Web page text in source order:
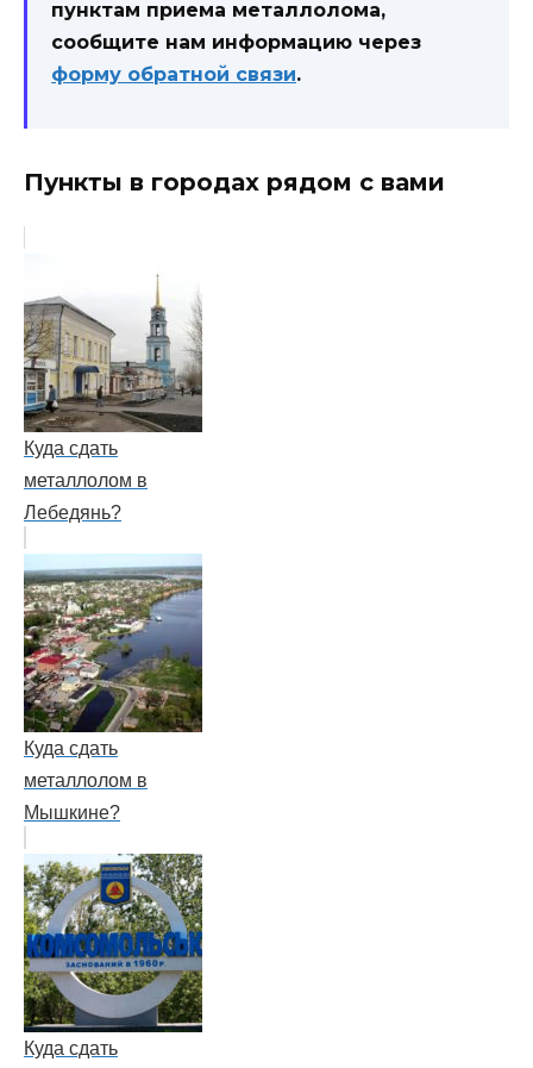
пунктам приема металлолома,
сообщите нам информацию через
форму обратной связи.
Пункты в городах рядом с вами
Куда сдать
металлолом в
Лебедянь?
Куда сдать
металлолом в
Мышкине?
Куда сдать